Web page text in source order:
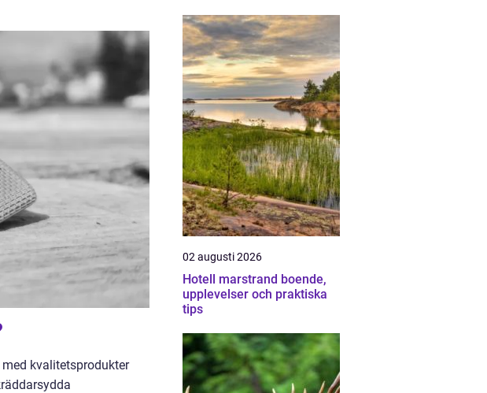
kvalitetsprodukter
02 augusti 2026
Hotell marstrand boende,
upplevelser och praktiska
tips